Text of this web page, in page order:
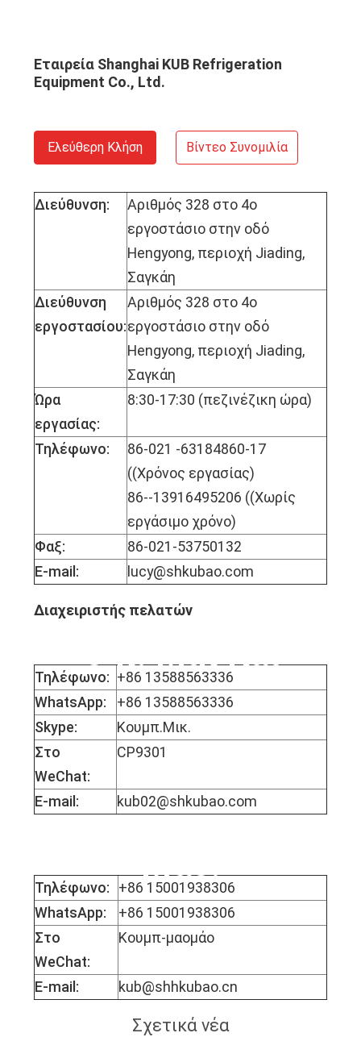
Εταιρεία Shanghai KUB Refrigeration
Equipment Co., Ltd.
Ελεύθερη Κλήση Βίντεο Συνομιλία
Διεύθυνση:
Αριθμός 328 στο 4ο
εργοστάσιο στην οδό
Hengyong, περιοχή Jiading,
Σαγκάη
Διεύθυνση
εργοστασίου:
Αριθμός 328 στο 4ο
εργοστάσιο στην οδό
Hengyong, περιοχή Jiading,
Σαγκάη
Ώρα
εργασίας:
8:30-17:30 (πεζινέζικη ώρα)
Τηλέφωνο:
86-021 -63184860-17
((Χρόνος εργασίας)
86--13916495206 ((Χωρίς
εργάσιμο χρόνο)
Φαξ:
86-021-53750132
E-mail:
lucy@shkubao.com
Διαχειριστής πελατών
Τηλέφωνο: +86 13588563336
WhatsApp:
+86 13588563336
Skype:
Κουμπ.Μικ.
Στο
WeChat:
CP9301
E-mail: kub02@shkubao.com
Τηλέφωνο:
+86 15001938306
WhatsApp:
+86 15001938306
Στο
WeChat:
Κουμπ-μαομάο
E-mail: kub@shhkubao.cn
Σχετικά νέα